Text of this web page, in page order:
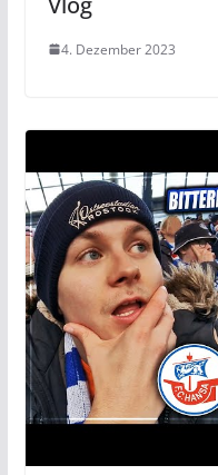
4. Dezember 2023